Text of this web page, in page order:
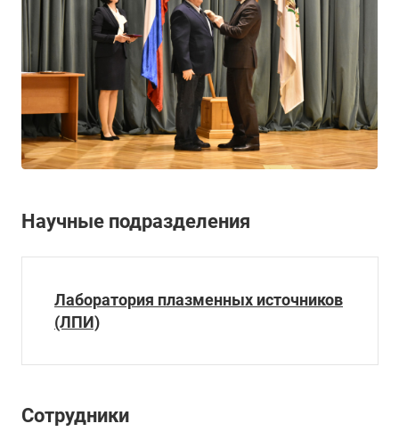
Научные подразделения
Лаборатория плазменных источников
(ЛПИ)
Сотрудники